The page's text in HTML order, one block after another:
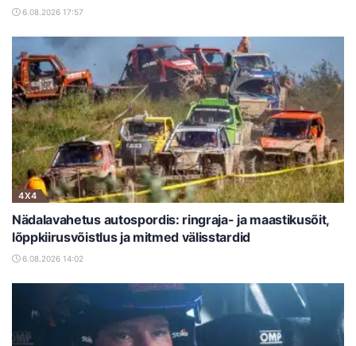
6.08.2026 17:57
4X4
Nädalavahetus autospordis: ringraja- ja maastikusõit,
lõppkiirusvõistlus ja mitmed välisstardid
6.08.2026 14:02